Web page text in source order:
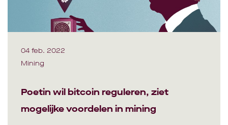
04 feb. 2022
Mining
Poetin wil bitcoin reguleren, ziet
mogelijke voordelen in mining